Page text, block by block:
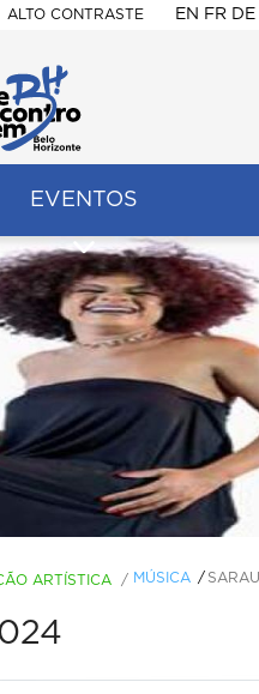
ALTO CONTRASTE EN FR DE
EVENTOS
ARTÍSTICA / MÚSICA